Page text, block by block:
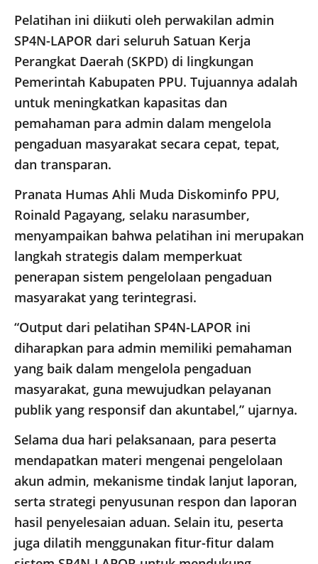
Pelatihan ini diikuti oleh perwakilan admin
SP4N-LAPOR dari seluruh Satuan Kerja
Perangkat Daerah (SKPD) di lingkungan
Pemerintah Kabupaten PPU. Tujuannya adalah
untuk meningkatkan kapasitas dan
pemahaman para admin dalam mengelola
pengaduan masyarakat secara cepat, tepat,
dan transparan.
Pranata Humas Ahli Muda Diskominfo PPU,
Roinald Pagayang, selaku narasumber,
menyampaikan bahwa pelatihan ini merupakan
langkah strategis dalam memperkuat
penerapan sistem pengelolaan pengaduan
masyarakat yang terintegrasi.
“Output dari pelatihan SP4N-LAPOR ini
diharapkan para admin memiliki pemahaman
yang baik dalam mengelola pengaduan
masyarakat, guna mewujudkan pelayanan
publik yang responsif dan akuntabel,” ujarnya.
Selama dua hari pelaksanaan, para peserta
mendapatkan materi mengenai pengelolaan
akun admin, mekanisme tindak lanjut laporan,
serta strategi penyusunan respon dan laporan
hasil penyelesaian aduan. Selain itu, peserta
juga dilatih menggunakan fitur-fitur dalam